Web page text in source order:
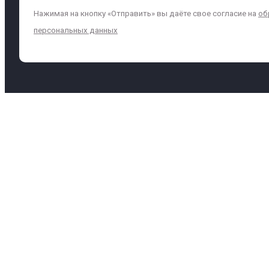
Нажимая на кнопку «Отправить» вы даёте свое согласие на
персональных данных